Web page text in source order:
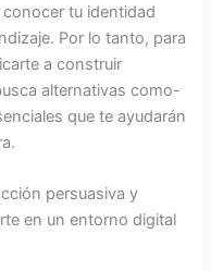
tu identidad
Por lo tanto, para
a construir
alternativas como-
que te ayudarán
persuasiva y
en un entorno digital